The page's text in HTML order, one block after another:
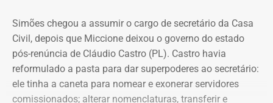
magistrada determinou que o arcebispo de Niterói seja
comunicado da sentença.
Com informações do colunista Ancelmo Gois, do Jornal
“O Globo”.
da Secretaria de Estado do Gabinete do Governador. Na
agora extinta pasta, o governador em exercício do Rio
promoveu uma dupla baixa no escalão de liderança com
a exoneração dos subsecretários adjuntos Mariana
Pisani Mata (Planejamento e Inovação) — ex-secretária
interina da pasta de Energia — e Paulo Roberto de Oliveira
Simões chegou a assumir o cargo de secretário da Casa
Civil, depois que Miccione deixou o governo do estado
pós-renúncia de Cláudio Castro (PL). Castro havia
reformulado a pasta para dar superpoderes ao secretário:
ele tinha a caneta para nomear e exonerar servidores
comissionados; a lterar nomenclaturas, transferir e